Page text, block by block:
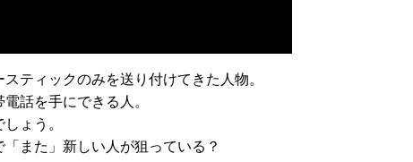
ティックのみを送り付けてきた人物。
話を手にできる人。
ょう。
また」新しい人が狙っている？